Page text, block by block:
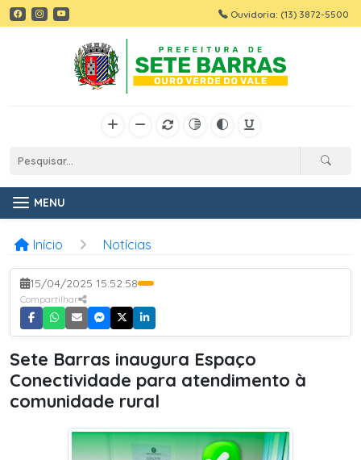
Ouvidoria: (13) 3872-5500
MENU
Início Notícias
15/04/2025 15:52:58
Compartilhar
Sete Barras inaugura Espaço
Conectividade para atendimento à
comunidade rural